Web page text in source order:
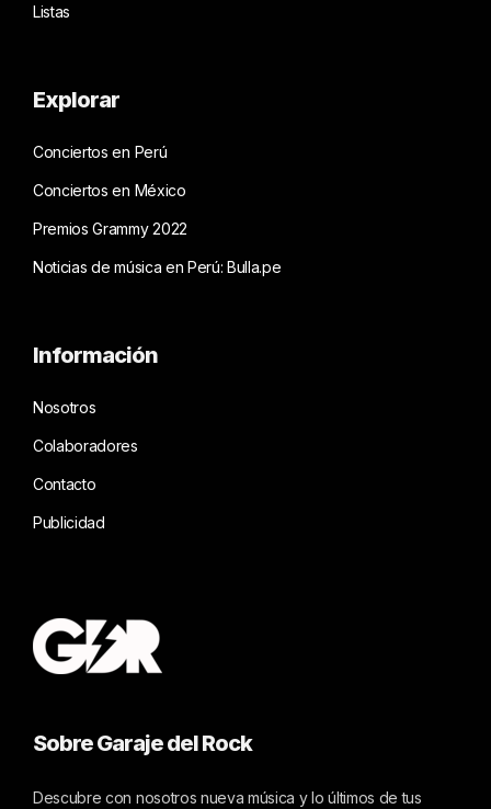
Listas
Explorar
Conciertos en Perú
Conciertos en México
Premios Grammy 2022
Noticias de música en Perú: Bulla.pe
Información
Nosotros
Colaboradores
Contacto
Publicidad
Sobre Garaje del Rock
Descubre con nosotros nueva música y lo últimos de tus